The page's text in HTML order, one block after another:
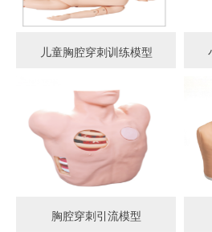
儿童胸腔穿刺训练模型
胸腔穿刺引流模型